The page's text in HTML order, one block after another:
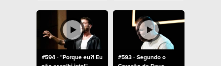
#594 - "Porque eu?! Eu
#593 - Segundo o